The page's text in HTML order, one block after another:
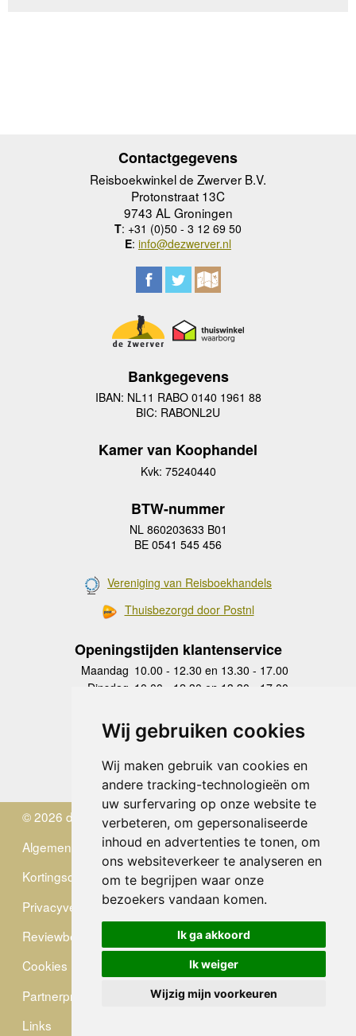
Wij gebruiken cookies
Wij maken gebruik van cookies en
andere tracking-technologieën om
uw surfervaring op onze website te
verbeteren, om gepersonaliseerde
inhoud en advertenties te tonen, om
ons websiteverkeer te analyseren en
om te begrijpen waar onze
bezoekers vandaan komen.
Ik ga akkoord
Ik weiger
Wijzig mijn voorkeuren
Contactgegevens
Reisboekwinkel de Zwerver B.V.
Protonstraat 13C
9743 AL Groningen
T: +31 (0)50 - 3 12 69 50
E: info@dezwerver.nl
Bankgegevens
IBAN: NL11 RABO 0140 1961 88
BIC: RABONL2U
Kamer van Koophandel
Kvk: 75240440
BTW-nummer
NL 860203633 B01
BE 0541 545 456
Vereniging van Reisboekhandels
Thuisbezorgd door Postnl
Openingstijden klantenservice
Maandag 10.00 - 12.30 en 13.30 - 17.00
Dinsdag 10.00 - 12.30 en 13.30 - 17.00
Donderdag
10.00 - 12.30 en 13.30 - 17.00
Vrijdag 10.00 - 12.30 en 13.30 - 17.00
Zaterdag
gesloten
Zondag
gesloten
© 2026 de Zwerver
Algemene Voorwaarden
Kortingscode
Privacyverklaring
Reviewbeleid
Cookies
Partnerprogramma
Links